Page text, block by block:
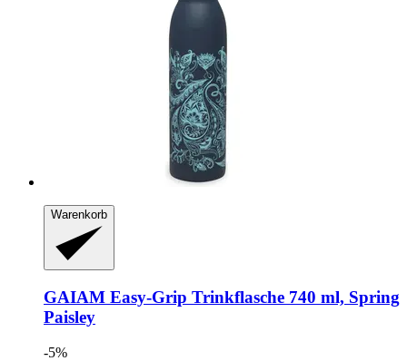
Warenkorb
GAIAM Easy-​Grip Trinkflasche 740 ml, Spring
Paisley
-5%